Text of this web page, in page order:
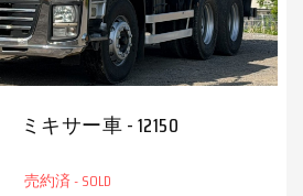
ミキサー車 - 12150
売約済 - SOLD